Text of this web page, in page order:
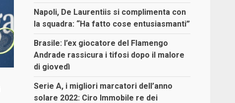
Napoli, De Laurentiis si complimenta con
la squadra: “Ha fatto cose entusiasmanti”
Brasile: l’ex giocatore del Flamengo
Andrade rassicura i tifosi dopo il malore
di giovedì
Serie A, i migliori marcatori dell’anno
solare 2022: Ciro Immobile re dei